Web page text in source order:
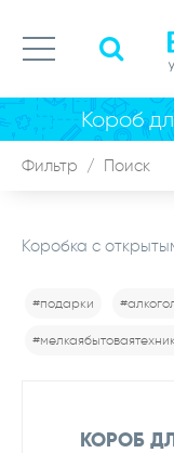
Короб
Коробка с
#подарки
КОРОБ